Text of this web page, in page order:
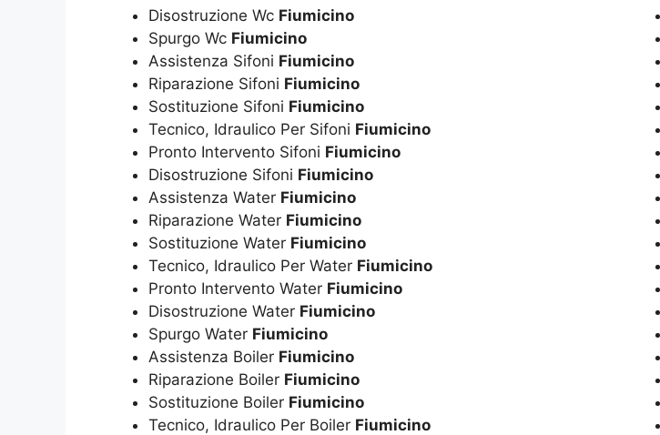
Disostruzione Wc Fiumicino
Spurgo Wc Fiumicino
Assistenza Sifoni Fiumicino
Riparazione Sifoni Fiumicino
Sostituzione Sifoni Fiumicino
Tecnico, Idraulico Per Sifoni Fiumicino
Pronto Intervento Sifoni Fiumicino
Disostruzione Sifoni Fiumicino
Assistenza Water Fiumicino
Riparazione Water Fiumicino
Sostituzione Water Fiumicino
Tecnico, Idraulico Per Water Fiumicino
Pronto Intervento Water Fiumicino
Disostruzione Water Fiumicino
Spurgo Water Fiumicino
Assistenza Boiler Fiumicino
Riparazione Boiler Fiumicino
Sostituzione Boiler Fiumicino
Tecnico, Idraulico Per Boiler Fiumicino